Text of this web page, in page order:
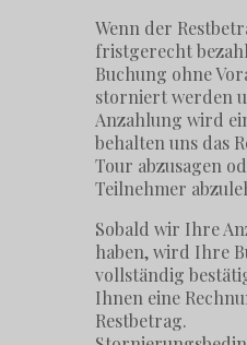
Wenn der
fristgerecht
Buchung ohne
storniert werden
Anzahlung wird
behalten uns das
Tour abzusagen
Teilnehmer
Sobald wir Ihre
haben, wird Ihre
vollständig
Ihnen eine
Restbetrag.